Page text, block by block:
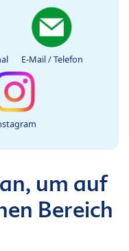
E-Mail / Telefon
um auf
Bereich